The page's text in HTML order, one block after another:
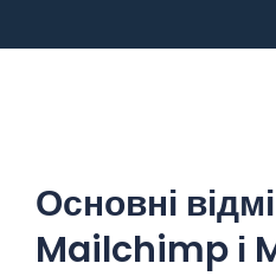
Основні
Mailchimp і